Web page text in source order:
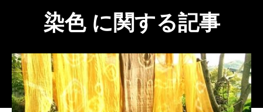
染色 に関する記事